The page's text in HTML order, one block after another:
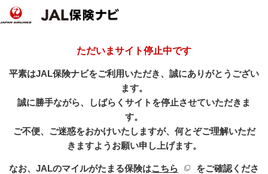
ただいまサイト停止中です
平素はJAL保険ナビをご利用いただき、誠にありがとうござい
ます。
誠に勝手ながら、しばらくサイトを停止させていただきま
す。
ご不便、ご迷惑をおかけいたしますが、何とぞご理解いただ
きますようお願い申し上げます。
なお、JALのマイルがたまる保険はこちら 新規ウィンドウを開
をご確認くださ